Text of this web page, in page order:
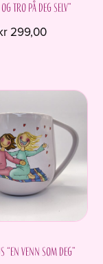
tro på deg selv”
299,00
“En venn som deg”